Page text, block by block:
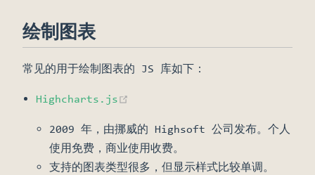
绘制图表
常见的用于绘制图表的 JS 库如下：
Highcharts.js
2009 年，由挪威的 Highsoft 公司发布。个人
使用免费，商业使用收费。
支持的图表类型很多，但显示样式比较单调。